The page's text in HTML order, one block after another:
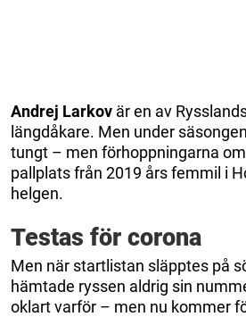
Andrej Larkov är en av
längdåkare. Men under
tungt – men förhoppningarna
pallplats från 2019 års femmil i
helgen.
Testas för corona
Men när startlistan släpptes på
hämtade ryssen aldrig sin
oklart varför – men nu kommer